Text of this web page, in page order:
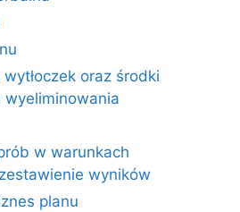
oraz środki
wyeliminowania
w warunkach
wyników
planu